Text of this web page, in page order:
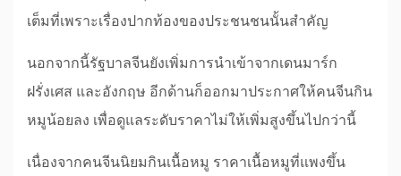
เต็มที่เพราะเรื่องปากท้องของประชนชนนั้นสำคัญ
นอกจากนี้รัฐบาลจีนยังเพิ่มการนำเข้าจากเดนมาร์ก
ฝรั่งเศส และอังกฤษ อีกด้านก็ออกมาประกาศให้คนจีนกิน
หมูน้อยลง เพื่อดูแลระดับราคาไม่ให้เพิ่มสูงขึ้นไปกว่านี้
เนื่องจากคนจีนนิยมกินเนื้อหมู ราคาเนื้อหมูที่แพงขึ้น